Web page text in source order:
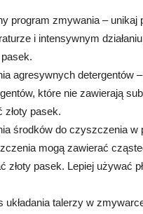
program zmywania – unikaj
i intensywnym
agresywnych detergentów
które nie zawierają
złoty pasek.
środków do czyszczenia w
mogą zawierać
złoty pasek. Lepiej używać
układania talerzy w